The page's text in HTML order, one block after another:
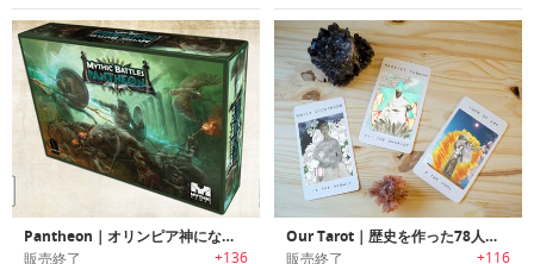
Pantheon｜オリンピア神になって戦うミニチュアボードゲーム「パンテオン」
販売終了 +136
Our Tarot｜歴史を作った78人の女性達を描いたタロットカードセット「アワタロット」
販売終了 +116